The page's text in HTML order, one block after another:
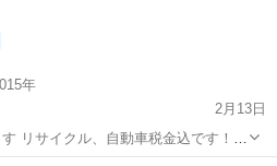
年
2月13日
リサイクル、自動車税金込です！
て頂きます。 県外登録陸送別となり